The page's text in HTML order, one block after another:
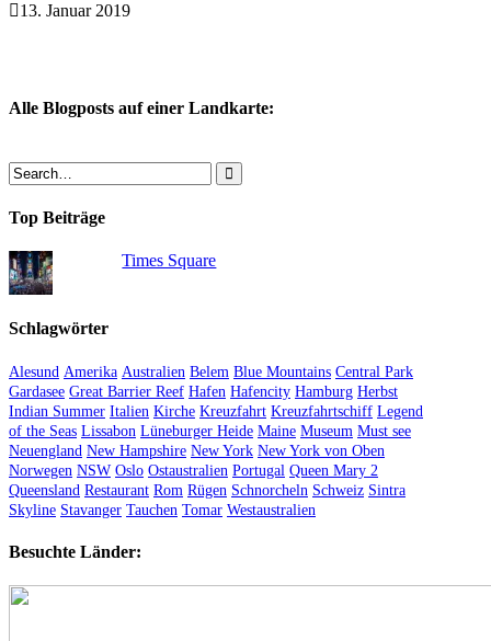
13. Januar 2019
Alle Blogposts auf einer Landkarte:
Top Beiträge
Times Square
Schlagwörter
Alesund Amerika Australien Belem Blue Mountains Central Park
Gardasee Great Barrier Reef Hafen Hafencity Hamburg Herbst
Indian Summer Italien Kirche Kreuzfahrt Kreuzfahrtschiff Legend
of the Seas Lissabon Lüneburger Heide Maine Museum Must see
Neuengland New Hampshire New York New York von Oben
Norwegen NSW Oslo Ostaustralien Portugal Queen Mary 2
Queensland Restaurant Rom Rügen Schnorcheln Schweiz Sintra
Skyline Stavanger Tauchen Tomar Westaustralien
Besuchte Länder: